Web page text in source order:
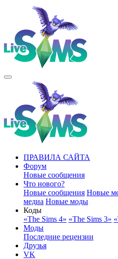
ПРАВИЛА САЙТА
Форум
Новые сообщения
Что нового?
Новые сообщения Новые
медиа Новые моды
Коды
«The Sims 4» «The Sims 3»
Моды
Последние рецензии
Друзья
VK